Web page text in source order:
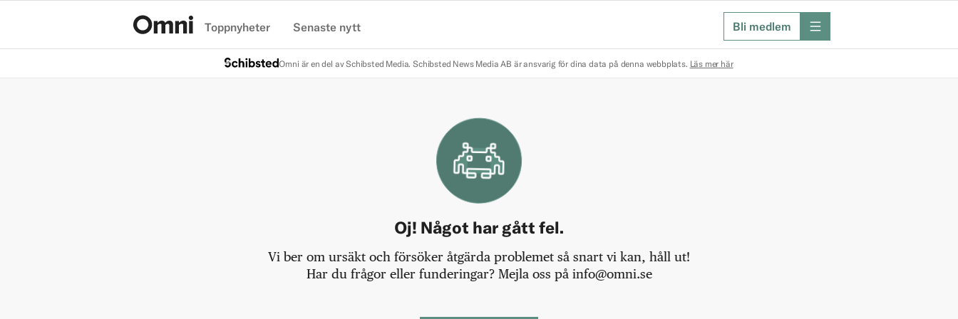
Toppnyheter Senaste nytt Bli medlem meny
Omni är en del av Schibsted Media. Schibsted News Media AB är ansvarig för dina data på denna webbplats. Läs mer här
Oj! Något har gått fel.
Vi ber om ursäkt och försöker åtgärda problemet så snart vi kan, håll ut!
Har du frågor eller funderingar? Mejla oss på info@omni.se